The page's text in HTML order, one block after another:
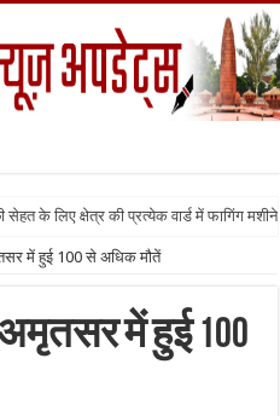
के लिए क्षेत्र की प्रत्येक वार्ड में फागिंग मशीने
में हुई 100 से अधिक मौतें
में हुई 100